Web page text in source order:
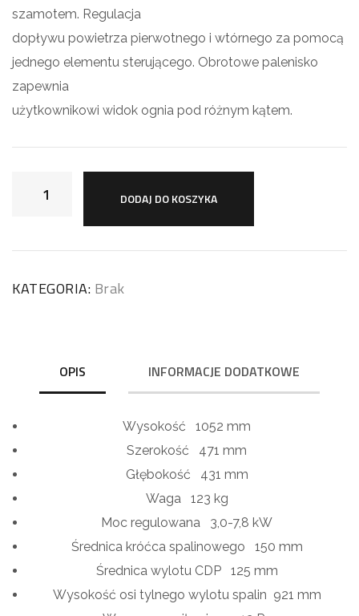
szamotem. Regulacja
dopływu powietrza pierwotnego i wtórnego za pomocą
jednego elementu sterującego. Obrotowe palenisko
zapewnia
użytkownikowi widok ognia pod różnym kątem.
DODAJ DO KOSZYKA
KATEGORIA: Brak
OPIS INFORMACJE DODATKOWE
Wysokość 1052 mm
Szerokość 471 mm
Głębokość 431 mm
Waga 123 kg
Moc regulowana 3,0-7,8 kW
Średnica króćca spalinowego 150 mm
Średnica wylotu CDP 125 mm
Wysokość osi tylnego wylotu spalin 921 mm